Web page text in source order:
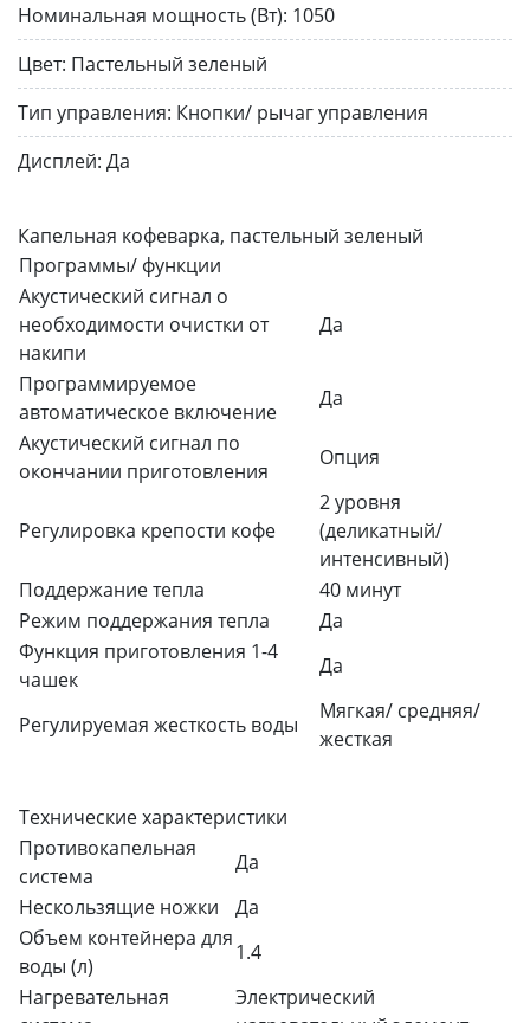
Номинальная мощность (Вт): 1050
Цвет: Пастельный зеленый
Тип управления: Кнопки/ рычаг управления
Дисплей: Да
Капельная кофеварка, пастельный зеленый
Программы/ функции
Акустический сигнал о
необходимости очистки от
накипи
Да
Программируемое
автоматическое включение
Да
Акустический сигнал по
окончании приготовления
Опция
Регулировка крепости кофе
2 уровня
(деликатный/
интенсивный)
Поддержание тепла
40 минут
Режим поддержания тепла
Да
Функция приготовления 1-4
чашек
Да
Регулируемая жесткость воды
Мягкая/ средняя/
жесткая
Технические характеристики
Противокапельная
система
Да
Нескользящие ножки
Да
Объем контейнера для
воды (л)
1.4
Нагревательная
Электрический